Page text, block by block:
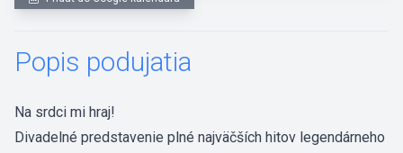
Popis podujatia
Na srdci mi hraj!
Divadelné predstavenie plné najväčších hitov legendárneho